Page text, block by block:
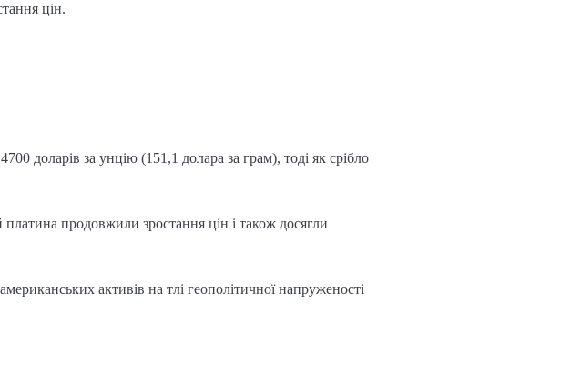
цін.
доларів за унцію (151,1 долара за грам), тоді як срібло
продовжили зростання цін і також досягли
активів на тлі геополітичної напруженості